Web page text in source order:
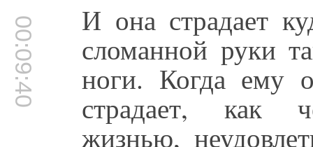
00:09:40 И она страдает
сломанной руки
ноги. Когда ему
страдает, как
жизнью,